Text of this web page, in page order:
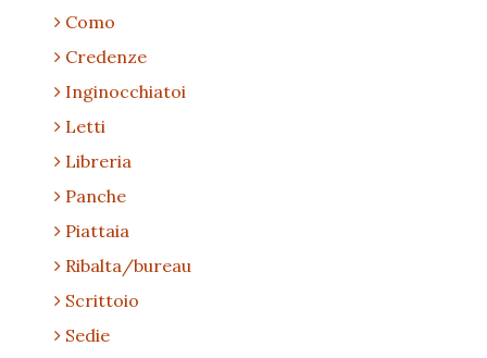
Como
Credenze
Inginocchiatoi
Letti
Libreria
Panche
Piattaia
Ribalta/bureau
Scrittoio
Sedie